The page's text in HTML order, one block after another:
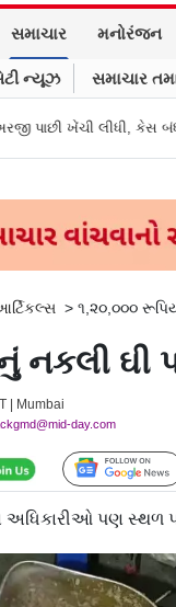
સમાચાર મનોરંજન
ન્યૂઝ સમાચાર
ખેંચી લીધી, કેસ બંધ થયો
> ૧,૨૦,૦૦૦
નકલી ઘી
| Mumbai
day.com
Follow Us
પણ સ્થળ